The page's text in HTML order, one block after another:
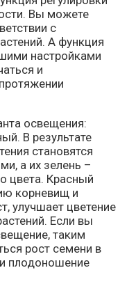
Вы можете
с
А функция
настройками
и
освещения:
В результате
становятся
а их зелень –
цвета. Красный
корневищ и
улучшает цветение
Если вы
таким
рост семени в
плодоношение